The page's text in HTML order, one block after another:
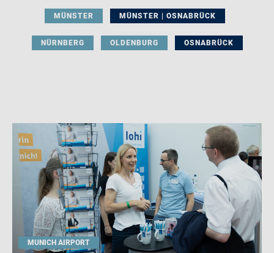
MÜNSTER MÜNSTER | OSNABRÜCK
NÜRNBERG OLDENBURG OSNABRÜCK
MUNICH AIRPORT